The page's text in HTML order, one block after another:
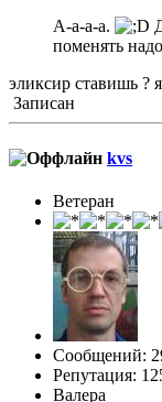
А-а-а-а.
поменять
эликсир ставишь ?
Записан
kvs
Ветеран
Сообщений:
Репутация:
Валера